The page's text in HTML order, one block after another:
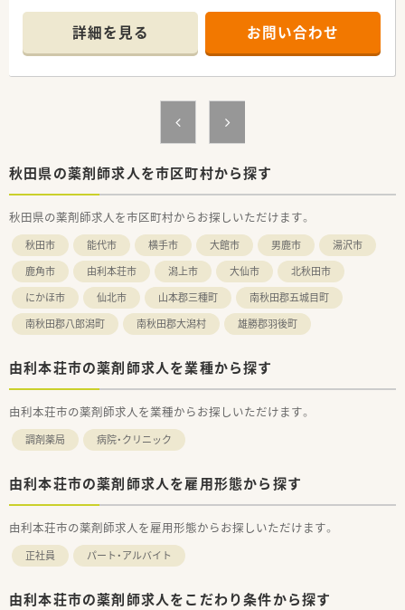
■敷地内薬局から門前薬局まで多様な形態の店舗を運営してお
り、薬剤師として幅広い実務経験を積むことが可能な法人です。
■各エリアの基幹店舗には無菌調剤室を設置しており、自社のみ
ならず地域の薬局と連携して高度な在宅医療を支える体制があ
【店舗情報と応需状況について】
■薬剤師は常勤3名と派遣1名、事務3名の体制を整えており、1人
■近隣のクリニックと良好な関係を築いており、多品目の処方箋
を取り扱うことで幅広い疾患に関する知識を習得できる環境で
す。
【求人情報について】
■年収は550万円から最大650万円まで相談可能であり、経験や
スキルを正当に評価して給与条件に反映する仕組みを整えてい
ます。
の入職を希望される方には借上げ社宅制度の利用も相談可能で
しながら高年収を目指したい薬剤師の方に最適な条件を提示し
ます。
■設備投資に非常に積極的な企業風土があり、最新の調剤機器を
導入することで対人業務に専念できる環境が整備されていま
■男女比は1対1とバランスが良く、特に男性薬剤師も多く活躍
しており、互いにサポートし合う活気ある雰囲気が特徴です。
■3歳までの子に紙おむつを現物支給する制度があり、復職後も
す。
詳細を見る お問い合わせ
秋田県の薬剤師求人を市区町村から探す
秋田県の薬剤師求人を市区町村からお探しいただけます。
秋田市 能代市 横手市 大館市 男鹿市
湯沢市
鹿角市
由利本荘市 潟上市 大仙市
北秋田市
にかほ市
仙北市 山本郡三種町
南秋田郡五城目町
南秋田郡八郎潟町
南秋田郡大潟村 雄勝郡羽後町
由利本荘市の薬剤師求人を業種から探す
由利本荘市の薬剤師求人を業種からお探しいただけます。
調剤薬局 病院・クリニック
由利本荘市の薬剤師求人を雇用形態から探す
由利本荘市の薬剤師求人を雇用形態からお探しいただけます。
正社員 パート・アルバイト
由利本荘市の薬剤師求人をこだわり条件から探す